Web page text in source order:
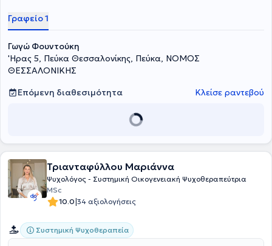
Γραφείο 1
Γωγώ Φουντούκη
'Ηρας 5, Πεύκα Θεσσαλονίκης, Πεύκα, ΝΟΜΟΣ
ΘΕΣΣΑΛΟΝΙΚΗΣ
Επόμενη διαθεσιμότητα
Κλείσε ραντεβού
Τριανταφύλλου Μαριάννα
Ψυχολόγος - Συστημική Οικογενειακή Ψυχοθεραπεύτρια
MSc
10.0|34 αξιολογήσεις
Συστημική Ψυχοθεραπεία